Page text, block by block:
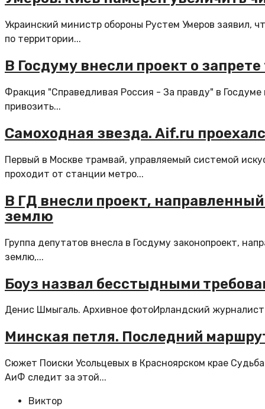
Украинский министр обороны Рустем Умеров заявил,
по территории...
В Госдуму внесли проект о
Фракция "Справедливая Россия - За правду" в
привозить...
Самоходная звезда. Aif.ru
Первый в Москве трамвай, управляемый системой
проходит от станции метро...
В ГД внесли проект,
землю
Группа депутатов внесла в Госдуму законопроект,
землю,...
Боуз назвал бесстыдными
Денис Шмыгаль. Архивное фотоИрландский журналист
Минская петля. Последний
Сюжет Поиски Усольцевых в Красноярском крае
АиФ следит за этой...
Виктор